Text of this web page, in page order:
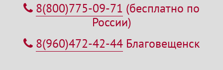
8(800)775-09-71 (бесплатно по
России)
8(960)472-42-44 Благовещенск